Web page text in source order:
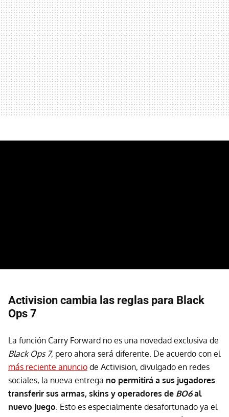
Activision cambia las reglas para Black
Ops 7
La función Carry Forward no es una novedad exclusiva de
Black Ops 7, pero ahora será diferente. De acuerdo con el
más reciente anuncio de Activision, divulgado en redes
sociales, la nueva entrega no permitirá a sus jugadores
transferir sus armas, skins y operadores de BO6al
nuevo juego. Esto es especialmente desafortunado ya el